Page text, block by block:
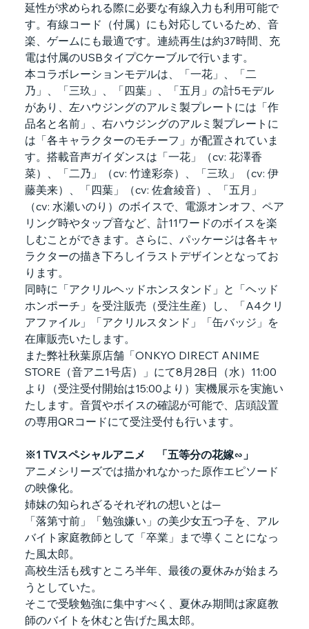
延性が求められる際に必要な有線入力も利用可能で
す。有線コード（付属）にも対応しているため、音
楽、ゲームにも最適です。連続再生は約37時間、充
電は付属のUSBタイプCケーブルで行います。
本コラボレーションモデルは、「一花」、「二
乃」、「三玖」、「四葉」、「五月」の計5モデル
があり、左ハウジングのアルミ製プレートには「作
品名と名前」、右ハウジングのアルミ製プレートに
は「各キャラクターのモチーフ」が配置されていま
す。搭載音声ガイダンスは「一花」（cv: 花澤香
菜）、「二乃」（cv: 竹達彩奈）、「三玖」（cv: 伊
藤美来）、「四葉」（cv: 佐倉綾音）、「五月」
（cv: 水瀬いのり）のボイスで、電源オンオフ、ペア
リング時やタップ音など、計11ワードのボイスを楽
しむことができます。さらに、パッケージは各キャ
ラクターの描き下ろしイラストデザインとなってお
ります。
同時に「アクリルヘッドホンスタンド」と「ヘッド
ホンポーチ」を受注販売（受注生産）し、「A4クリ
アファイル」「アクリルスタンド」「缶バッジ」を
在庫販売いたします。
また弊社秋葉原店舗「ONKYO DIRECT ANIME
STORE（音アニ1号店）」にて8月28日（水）11:00
より（受注受付開始は15:00より）実機展示を実施い
たします。音質やボイスの確認が可能で、店頭設置
の専用QRコードにて受注受付も行います。
※1 TVスペシャルアニメ　「五等分の花嫁∽」
アニメシリーズでは描かれなかった原作エピソード
の映像化。
姉妹の知られざるそれぞれの想いとは─
「落第寸前」「勉強嫌い」の美少女五つ子を、アル
バイト家庭教師として「卒業」まで導くことになっ
た風太郎。
高校生活も残すところ半年、最後の夏休みが始まろ
うとしていた。
そこで受験勉強に集中すべく、夏休み期間は家庭教
師のバイトを休むと告げた風太郎。